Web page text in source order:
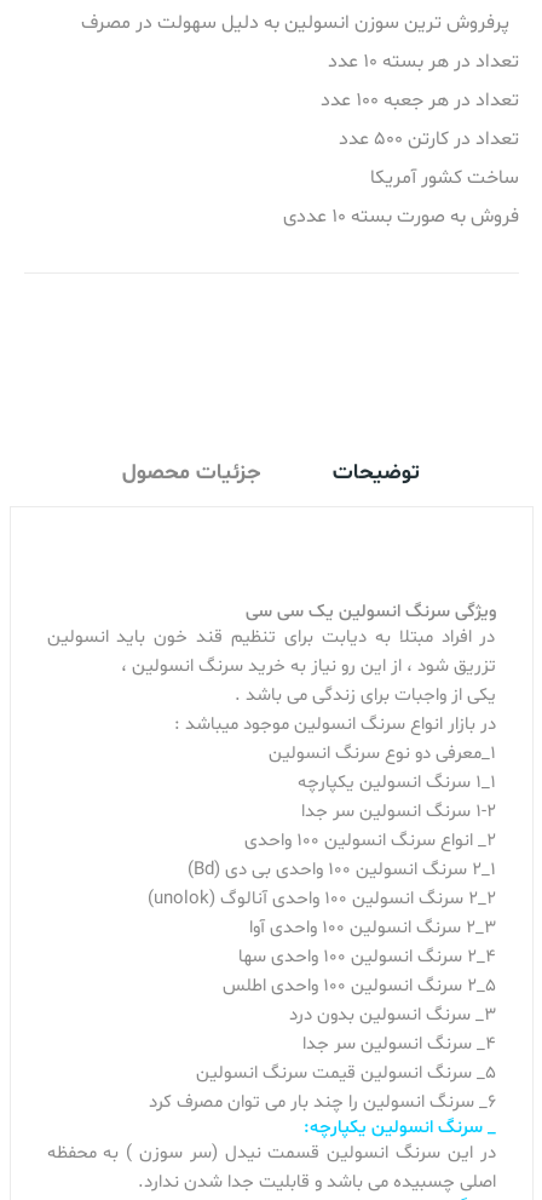
پرفروش ترین سوزن انسولین به دلیل سهولت در مصرف
تعداد در هر بسته 10 عدد
تعداد در هر جعبه 100 عدد
تعداد در کارتن 500 عدد
ساخت کشور آمریکا
فروش به صورت بسته 10 عددی
توضیحات جزئیات محصول
ویژگی سرنگ انسولین یک سی سی
در افراد مبتلا به دیابت برای تنظیم قند خون باید انسولین
تزریق شود ، از این رو نیاز به خرید سرنگ انسولین ،
یکی از واجبات برای زندگی می باشد .
در بازار انواع سرنگ انسولین موجود میباشد :
۱_معرفی دو نوع سرنگ انسولین
۱_۱ سرنگ انسولین یکپارچه
۱-۲ سرنگ انسولین سر جدا
۲_ انواع سرنگ انسولین ۱۰۰ واحدی
۱_۲ سرنگ انسولین ۱۰۰ واحدی بی دی (Bd)
۲_۲ سرنگ انسولین ۱۰۰ واحدی آنالوگ (unolok)
۳_۲ سرنگ انسولین ۱۰۰ واحدی آوا
۴_۲ سرنگ انسولین ۱۰۰ واحدی سها
۵_۲ سرنگ انسولین ۱۰۰ واحدی اطلس
۳_ سرنگ انسولین بدون درد
۴_ سرنگ انسولین سر جدا
۵_ سرنگ انسولین قیمت سرنگ انسولین
۶_ سرنگ انسولین را چند بار می توان مصرف کرد
_ سرنگ انسولین یکپارچه:
در این سرنگ انسولین قسمت نیدل (سر سوزن ) به محفظه
اصلی چسبیده می باشد و قابلیت جدا شدن ندارد.